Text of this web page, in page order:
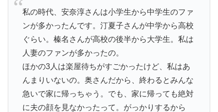
私の時代、安奈淳さんは小学生から中学生のファ
ンが多かったんです。汀夏子さんが中学から高校
ぐらい。榛名さんが高校の後半から大学生。私は
人妻のファンが多かったの。
ほかの3人は楽屋待ちがすごかったけど、私はあ
んまりいないの。奥さんだから、終わるとみんな
急いで家に帰っちゃう。でも、家に帰っても絶対
に夫の顔を見なかったって。がっかりするから